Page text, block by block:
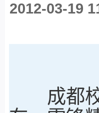
2012-03-19
成都校